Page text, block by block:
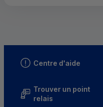
Centre d'aide
Trouver un point
relais